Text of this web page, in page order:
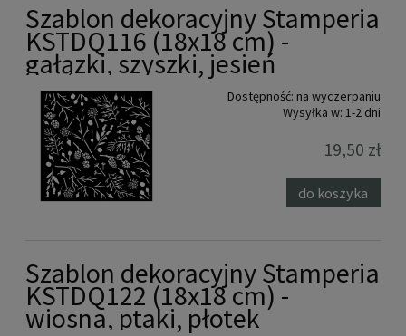
Szablon dekoracyjny Stamperia
KSTDQ116 (18x18 cm) -
gałązki, szyszki, jesień
Dostępność: na wyczerpaniu
Wysyłka w: 1-2 dni
19,50 zł
do koszyka
Szablon dekoracyjny Stamperia
KSTDQ122 (18x18 cm) -
wiosna, ptaki, płotek